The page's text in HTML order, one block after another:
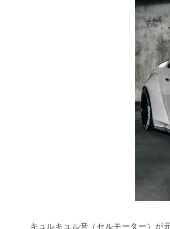
キュルキュル音（セルモーター）が